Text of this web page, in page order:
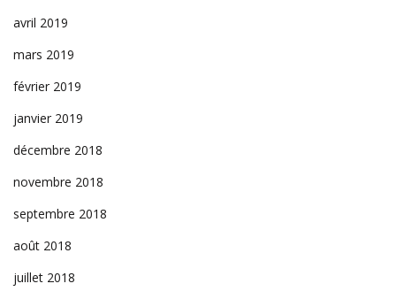
avril 2019
mars 2019
février 2019
janvier 2019
décembre 2018
novembre 2018
septembre 2018
août 2018
juillet 2018